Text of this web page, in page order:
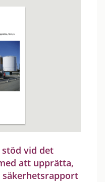
vid det
att upprätta,
säkerhetsrapport